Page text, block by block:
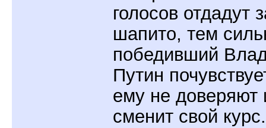
голосов отдадут
шапито, тем
победивший
Путин
ему не доверяют
сменит свой